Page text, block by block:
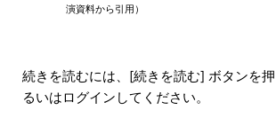
演資料から引用）
続きを読むには、[続きを読む] ボタンを
るいはログインしてください。